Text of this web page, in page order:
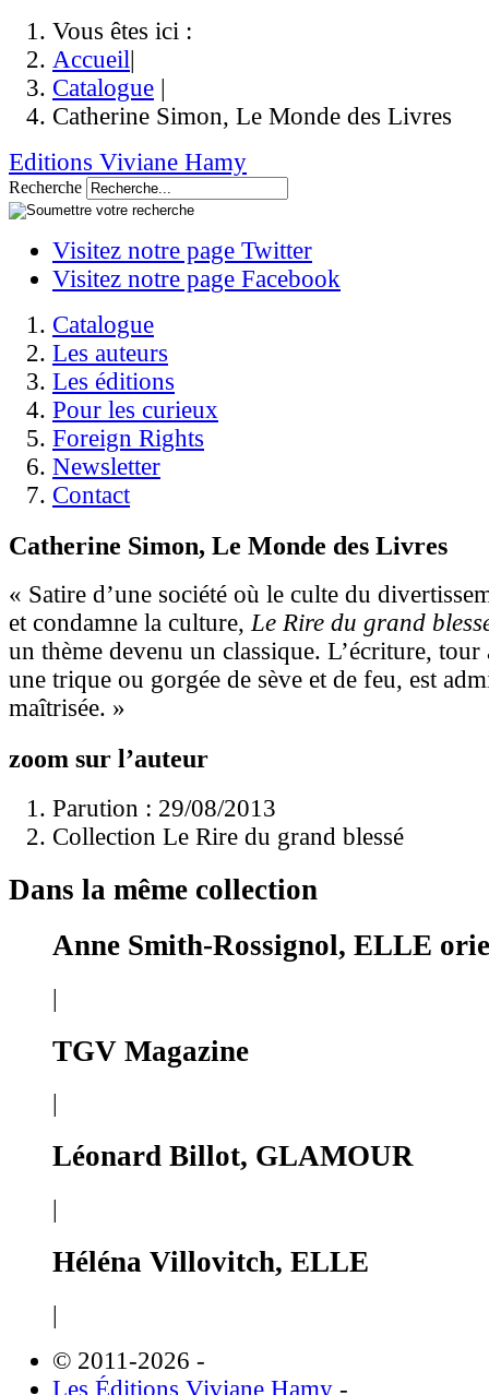
Vous êtes ici :
Accueil|
Catalogue |
Catherine Simon, Le Monde des Livres
Editions Viviane Hamy
Recherche
Visitez notre page Twitter
Visitez notre page Facebook
Catalogue
Les auteurs
Les éditions
Pour les curieux
Foreign Rights
Newsletter
Contact
Catherine Simon, Le Monde des Livres
« Satire d’une société où le culte du
et condamne la culture,Le Rire du grand
un thème devenu un classique. L’écriture, tour
une trique ou gorgée de sève et de feu, est
maîtrisée. »
zoom sur l’auteur
Parution : 29/08/2013
Collection Le Rire du grand blessé
Dans la même collection
Anne Smith-Rossignol, ELLE
|
TGV Magazine
Léonard Billot, GLAMOUR
|
Héléna Villovitch, ELLE
|
© 2011-2026 -
Les Éditions Viviane Hamy -